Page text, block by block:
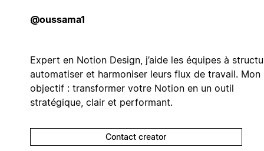
@oussama1
Expert en Notion Design, j’aide les équipes à
automatiser et harmoniser leurs flux de travail. Mon
objectif : transformer votre Notion en un outil
stratégique, clair et performant.
Contact creator